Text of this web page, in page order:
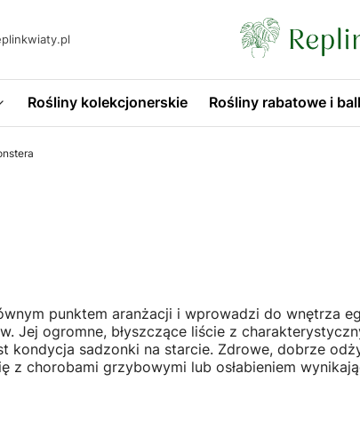
Rośliny kolekcjonerskie Rośliny rabatowe i
punktem aranżacji i wprowadzi do
Jej ogromne, błyszczące liście z
kondycja sadzonki na starcie. Zdrowe, dobrze
z chorobami grzybowymi lub osłabieniem